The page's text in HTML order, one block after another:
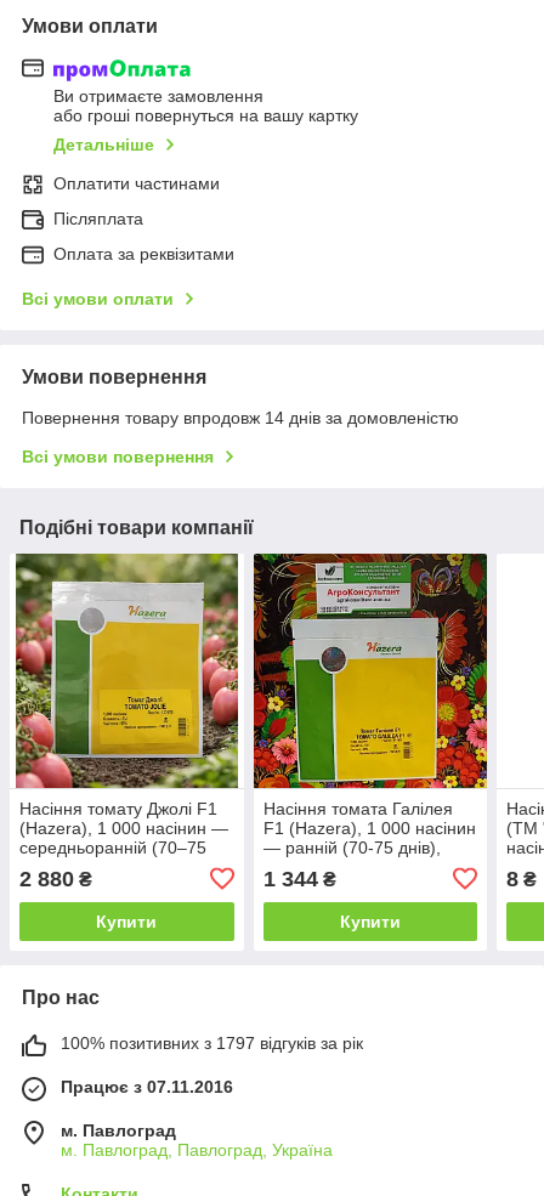
Умови оплати
Ви отримаєте замовлення
або гроші повернуться на вашу картку
Детальніше
Оплатити частинами
Післяплата
Оплата за реквізитами
Всі умови оплати
Умови повернення
Повернення товару впродовж 14 днів за домовленістю
Всі умови повернення
Подібні товари компанії
Насіння томату Джолі F1
(Hazera), 1 000 насінин —
середньоранній (70–75
сливка, рожевий
2 880 ₴
Купити
Насіння томата Галілея
F1 (Hazera), 1 000 насінин
— ранній (70-75 днів),
детермінантний, сливка,
червоний
1 344₴
Купити
(ТМ
8 ₴
Про нас
100% позитивних з 1797 відгуків за рік
Працює з 07.11.2016
м. Павлоград
м. Павлоград, Павлоград, Україна